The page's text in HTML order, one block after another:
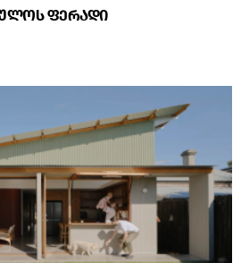
ფერადი